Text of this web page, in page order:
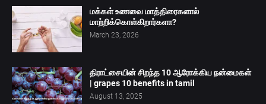
மக்கள் உணவை மாத்திரைகளால்
மாற்றிக்கொள்கிறார்களா?
March 23, 2026
திராட்சையின் சிறந்த 10 ஆரோக்கிய நன்மைகள்
| grapes 10 benefits in tamil
August 13, 2025